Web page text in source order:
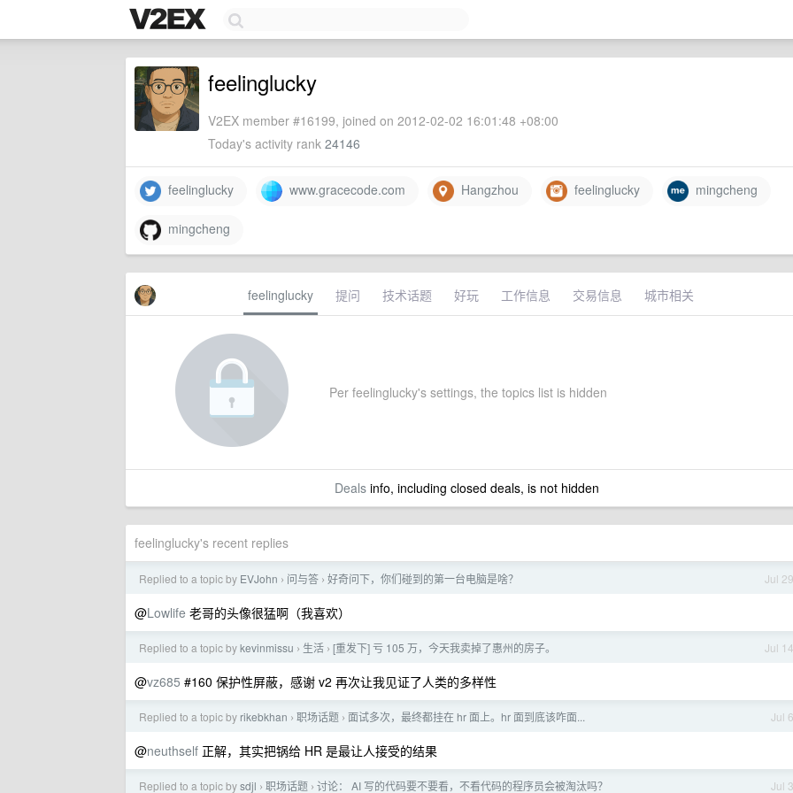
feelinglucky
V2EX member #16199, joined on 2012-02-02 16:01:48 +08:00
Today's activity rank 24146
feelinglucky www.gracecode.com Hangzhou feelinglucky mingcheng
mingcheng
feelinglucky 提问 技术话题 好玩 工作信息 交易信息 城市相关
Per feelinglucky's settings, the topics list is hidden
Dealsinfo, including closed deals, is not hidden
feelinglucky's recent replies
Jul 29
Replied to a topic by EVJohn › 问与答 › 好奇问下，你们碰到的第一台电脑是啥？
@Lowlife 老哥的头像很猛啊（我喜欢）
Jul 14
Replied to a topic bykevinmissu › 生活 › [重发下] 亏 105 万，今天我卖掉了惠州的房子。
@vz685 #160 保护性屏蔽，感谢 v2 再次让我见证了人类的多样性
Jul 6
Replied to a topic by rikebkhan › 职场话题 › 面试多次，最终都挂在 hr 面上。hr 面到底该咋面...
@neuthself 正解，其实把锅给 HR 是最让人接受的结果
Jul 3
Replied to a topic bysdjl › 职场话题 › 讨论： AI 写的代码要不要看，不看代码的程序员会被淘汰吗？